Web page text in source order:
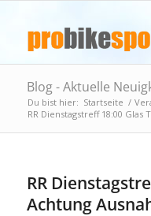
Blog - Aktuelle
Du bist hier: Startseite /
RR Dienstagstreff 18:00 Glas
RR
Achtung